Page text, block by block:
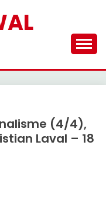
(4/4),
Laval – 18